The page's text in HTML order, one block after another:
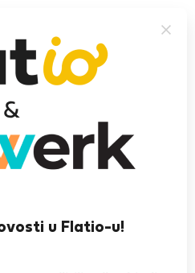
u Flatio-u!
BME, CORVINUS,